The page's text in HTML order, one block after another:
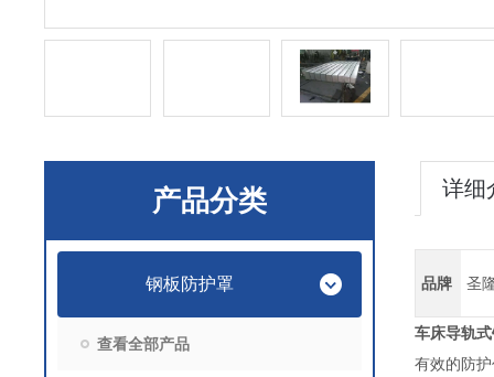
产品分类
钢板防护罩
查看全部产品
详细
品牌 圣
车床导轨
有效的防